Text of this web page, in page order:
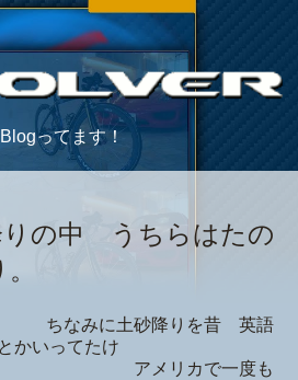
ってます！
りの中 うちらはたの
砂降りを昔 英語
かいってたけ
リカで一度も